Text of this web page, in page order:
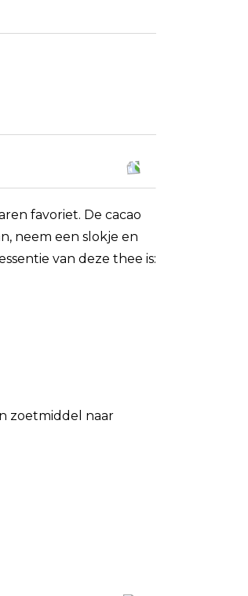
favoriet. De cacao
neem een slokje en
van deze thee is:
zoetmiddel naar